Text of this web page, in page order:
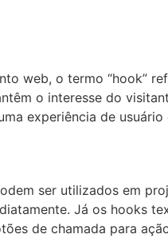
web, o termo “hook”
o interesse do
experiência de
ser utilizados em
Já os hooks
de chamada para